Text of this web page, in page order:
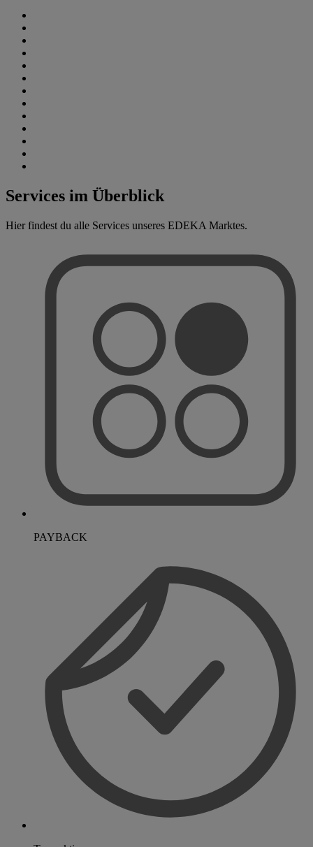
Services im Überblick
Hier findest du alle Services unseres EDEKA Marktes.
PAYBACK